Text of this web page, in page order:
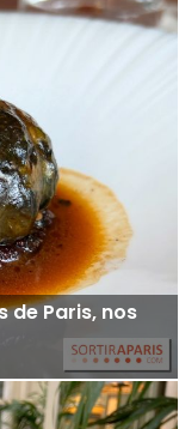
de Paris, nos